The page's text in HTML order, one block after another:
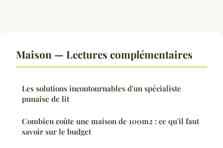
Maison — Lectures complémentaires
Les solutions incontournables d'un spécialiste
punaise de lit
Combien coûte une maison de 100m2 : ce qu'il faut
savoir sur le budget